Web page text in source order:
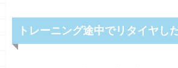
トレーニング途中でリタイヤし